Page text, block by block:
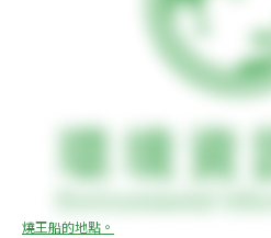
燒王船的地點。